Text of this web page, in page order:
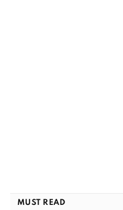
MUST READ